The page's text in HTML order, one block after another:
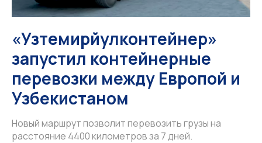
«Узтемирйулконтейнер»
запустил контейнерные
перевозки между Европой и
Узбекистаном
Новый маршрут позволит перевозить грузы на
расстояние 4400 километров за 7 дней.